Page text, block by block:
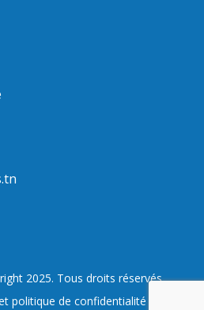
2025. Tous droits réservés.
politique de confidentialité